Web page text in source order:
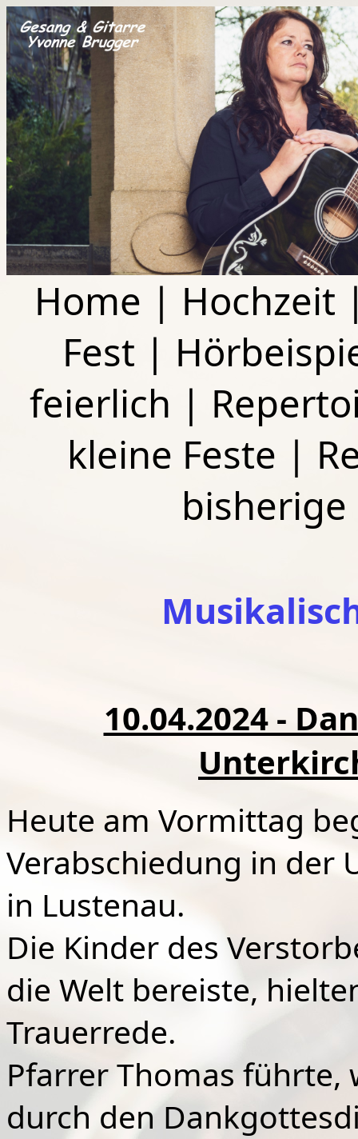
Home | Hochzeit
Fest |
feierlich |
kleine Feste |
10.04.2024 -
Heute am Vormittag
Verabschiedung in der
in Lustenau.
Die Kinder des
die Welt bereiste,
Trauerrede.
Pfarrer Thomas
durch den